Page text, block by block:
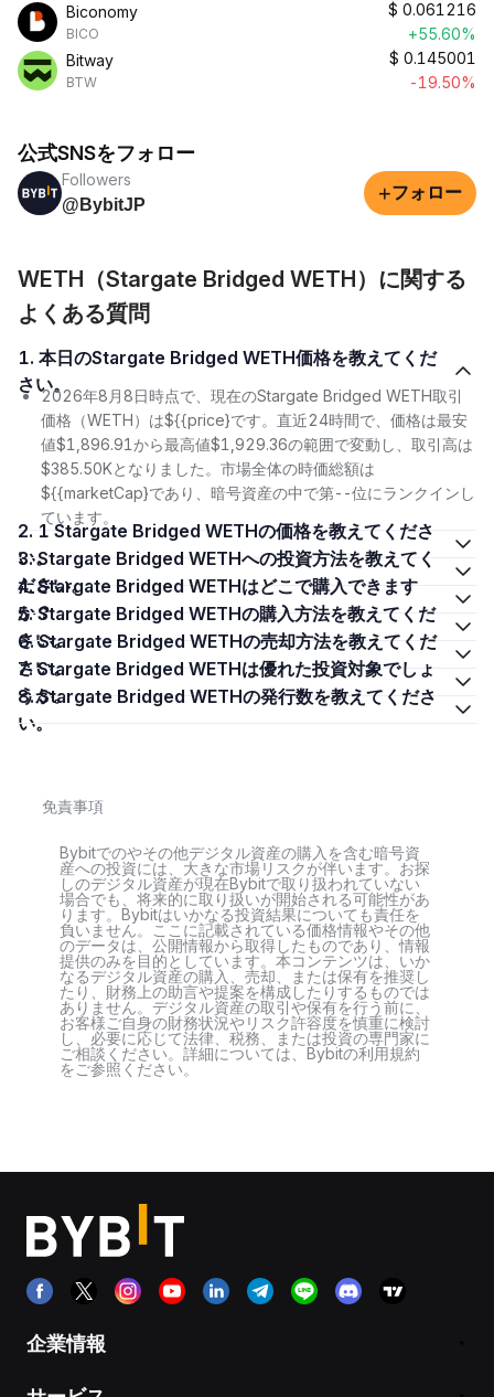
Biconomy
BICO
$ 0.061216
+55.60%
Bitway
BTW
$ 0.145001
-19.50%
公式SNSをフォロー
Followers
@BybitJP
+フォロー
WETH（Stargate Bridged WETH）に関する
よくある質問
1. 本日のStargate Bridged WETH価格を教えてくだ
さい。
2026年8月8日時点で、現在のStargate Bridged WETH取引
価格（WETH）は${{price}です。直近24時間で、価格は最安
値$1,896.91から最高値$1,929.36の範囲で変動し、取引高は
$385.50Kとなりました。市場全体の時価総額は
${{marketCap}であり、暗号資産の中で第--位にランクインし
ています。
2. 1 Stargate Bridged WETHの価格を教えてくださ
い。
3. Stargate Bridged WETHへの投資方法を教えてく
ださい。
4. Stargate Bridged WETHはどこで購入できます
か？
5. Stargate Bridged WETHの購入方法を教えてくだ
さい。
6. Stargate Bridged WETHの売却方法を教えてくだ
さい。
7. Stargate Bridged WETHは優れた投資対象でしょ
うか。
8. Stargate Bridged WETHの発行数を教えてくださ
い。
免責事項
Bybitでのやその他デジタル資産の購入を含む暗号資
産への投資には、大きな市場リスクが伴います。お探
しのデジタル資産が現在Bybitで取り扱われていない
場合でも、将来的に取り扱いが開始される可能性があ
ります。Bybitはいかなる投資結果についても責任を
負いません。ここに記載されている価格情報やその他
のデータは、公開情報から取得したものであり、情報
提供のみを目的としています。本コンテンツは、いか
なるデジタル資産の購入、売却、または保有を推奨し
たり、財務上の助言や提案を構成したりするものでは
ありません。デジタル資産の取引や保有を行う前に、
お客様ご自身の財務状況やリスク許容度を慎重に検討
し、必要に応じて法律、税務、または投資の専門家に
ご相談ください。詳細については、Bybitの利用規約
をご参照ください。
企業情報